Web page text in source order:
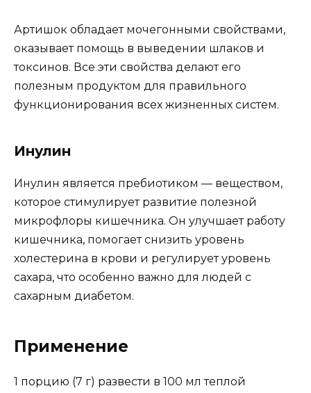
Артишок обладает мочегонными свойствами,
оказывает помощь в выведении шлаков и
токсинов. Все эти свойства делают его
полезным продуктом для правильного
функционирования всех жизненных систем.
Инулин
Инулин является пребиотиком — веществом,
которое стимулирует развитие полезной
микрофлоры кишечника. Он улучшает работу
кишечника, помогает снизить уровень
холестерина в крови и регулирует уровень
сахара, что особенно важно для людей с
сахарным диабетом.
Применение
1 порцию (7 г) развести в 100 мл теплой